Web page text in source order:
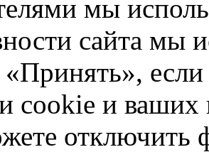
мы
сайта мы
если
cookie и
отключить